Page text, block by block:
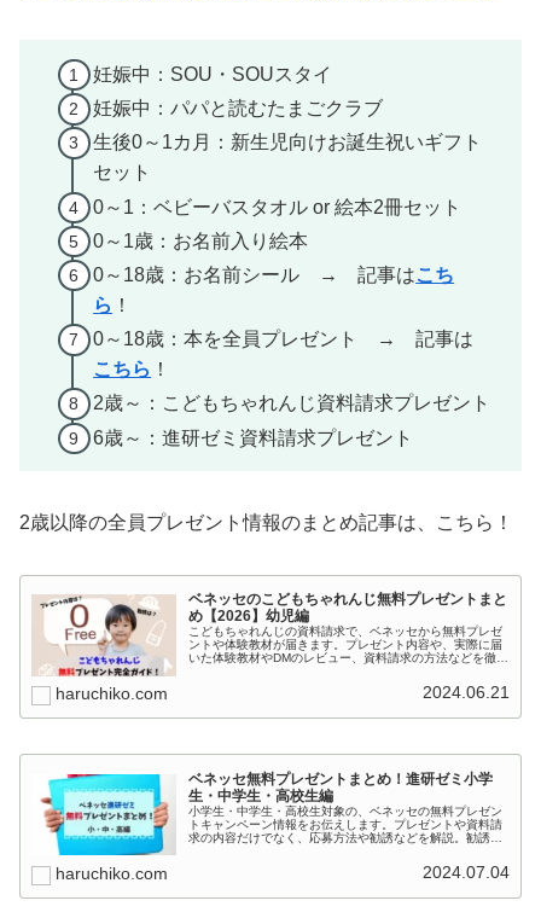
妊娠中：SOU・SOUスタイ
妊娠中：パパと読むたまごクラブ
生後0～1カ月：新生児向けお誕生祝いギフト
セット
0～1：ベビーバスタオル or 絵本2冊セット
0～1歳：お名前入り絵本
0～18歳：お名前シール → 記事はこち
ら ！
0～18歳：本を全員プレゼント → 記事は
こちら ！
2歳～：こどもちゃれんじ資料請求プレゼント
6歳～：進研ゼミ資料請求プレゼント
2歳以降の全員プレゼント情報のまとめ記事は、こちら！
ベネッセのこどもちゃれんじ無料プレゼントまと
め【2026】幼児編
こどもちゃれんじの資料請求で、ベネッセから無料プレゼ
ントや体験教材が届きます。プレゼント内容や、実際に届
いた体験教材やDMのレビュー、資料請求の方法などを徹底
haruchiko.com 2024.06.21
ベネッセ無料プレゼントまとめ！進研ゼミ小学
生・中学生・高校生編
小学生・中学生・高校生対象の、ベネッセの無料プレゼン
トキャンペーン情報をお伝えします。プレゼントや資料請
求の内容だけでなく、応募方法や勧誘などを解説。勧誘が
haruchiko.com 2024.07.04